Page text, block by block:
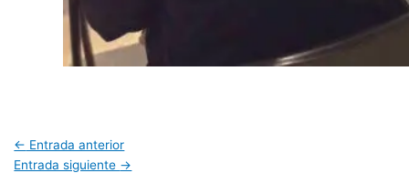
← Entrada anterior
Entrada siguiente →